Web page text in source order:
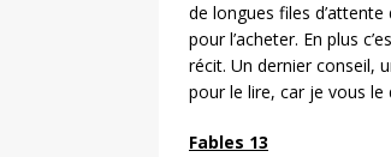
de longues files
pour l’acheter. En plus
récit. Un dernier conseil,
pour le lire, car je vous
Fables 13